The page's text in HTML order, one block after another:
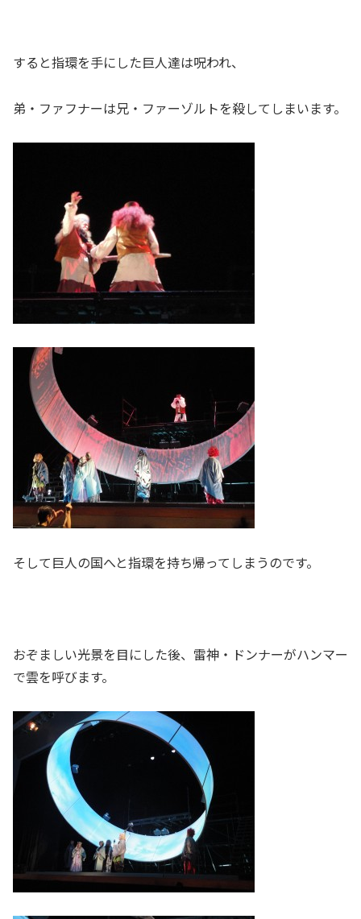
すると指環を手にした巨人達は呪われ、
弟・ファフナーは兄・ファーゾルトを殺してしまいます。
そして巨人の国へと指環を持ち帰ってしまうのです。
おぞましい光景を目にした後、雷神・ドンナーがハンマー
で雲を呼びます。